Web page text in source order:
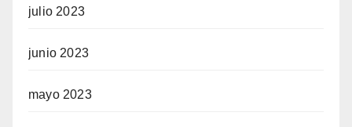
julio 2023
junio 2023
mayo 2023